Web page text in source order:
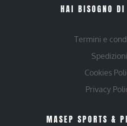
HAI BISOGNO
Termini e
Spedizioni
Cookies
Privacy
MASEP SPORTS &